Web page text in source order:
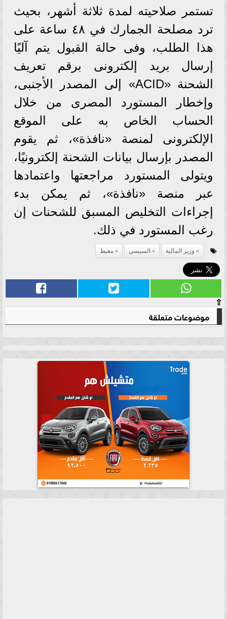
تستمر صلاحيته لمدة ثلاثة أشهر، بحيث
ترد مصلحة الجمارك في ٤٨ ساعة على
هذا الطلب، وفى حالة القبول يتم آليًا
إرسال بريد إلكترونى برقم تعريف
الشحنة «ACID» إلى المصدر الأجنبى،
وإخطار المستورد المصرى من خلال
الحساب الخاص به على الموقع
الإلكترونى لمنصة «نافذة»، ثم يقوم
المصدر بإرسال بيانات الشحنة إلكترونيًا،
ويتولى المستورد مراجعتها واعتمادها
عبر منصة «نافذة»، ثم يمكن بدء
إجراءات التخليص المسبق للشحنات إن
رغب المستورد في ذلك.
وزير المالية السيسي معيط
⇧
موضوعات متعلقة